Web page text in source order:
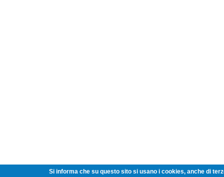
Si informa che su questo sito si usano i cookies, anche di